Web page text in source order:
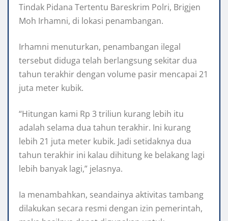
Tindak Pidana Tertentu Bareskrim Polri, Brigjen
Moh Irhamni, di lokasi penambangan.
Irhamni menuturkan, penambangan ilegal
tersebut diduga telah berlangsung sekitar dua
tahun terakhir dengan volume pasir mencapai 21
juta meter kubik.
“Hitungan kami Rp 3 triliun kurang lebih itu
adalah selama dua tahun terakhir. Ini kurang
lebih 21 juta meter kubik. Jadi setidaknya dua
tahun terakhir ini kalau dihitung ke belakang lagi
lebih banyak lagi,” jelasnya.
Ia menambahkan, seandainya aktivitas tambang
dilakukan secara resmi dengan izin pemerintah,